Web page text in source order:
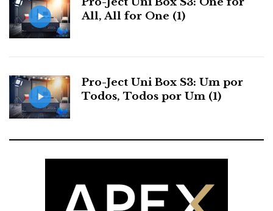
All, All for One (1)
Pro-Ject Uni Box S3: Um por
Todos, Todos por Um (1)